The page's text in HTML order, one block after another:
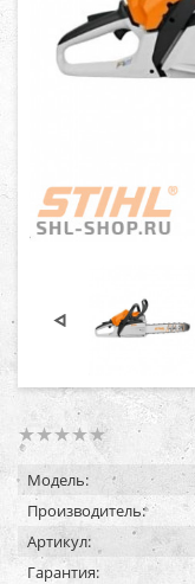
Модель:
Производитель:
Артикул:
Гарантия: